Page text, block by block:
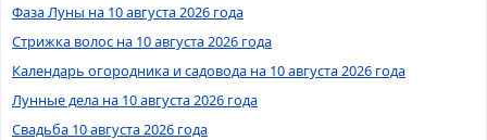
Фаза Луны на 10 августа 2026 года
Стрижка волос на 10 августа 2026 года
Календарь огородника и садовода на 10 августа 2026 года
Лунные дела на 10 августа 2026 года
Свадьба 10 августа 2026 года